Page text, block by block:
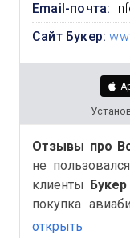
Email-почта:
Сайт Букер:
Отзывы про
не
клиенты Букер
покупка
отелей,
открыть